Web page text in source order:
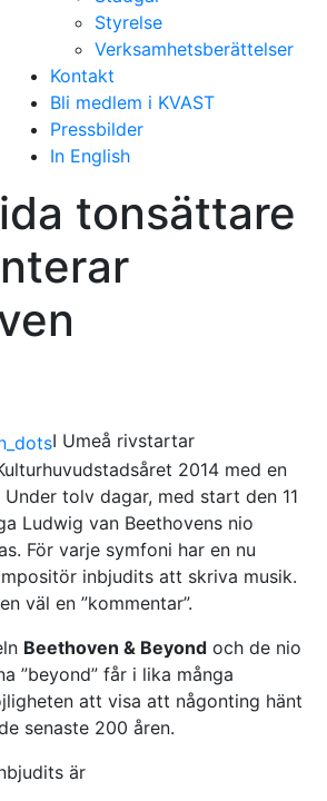
Styrelse
Verksamhetsberättelser
Kontakt
Bli medlem i KVAST
Pressbilder
In English
tonsättare
I Umeå rivstartar
2014 med en
tolv dagar, med start den 11
Ludwig van Beethovens nio
För varje symfoni har en nu
inbjudits att skriva musik.
väl en ”kommentar”.
Beethoven & Beyond och de nio
”beyond” får i lika många
att visa att någonting hänt
senaste 200 åren.
är